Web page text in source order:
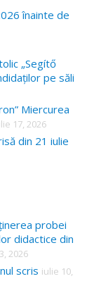
înainte de
„Segítő
pe săli
Miercurea
17, 2026
din 21 iulie
probei
didactice din
2026
scris iulie 10,